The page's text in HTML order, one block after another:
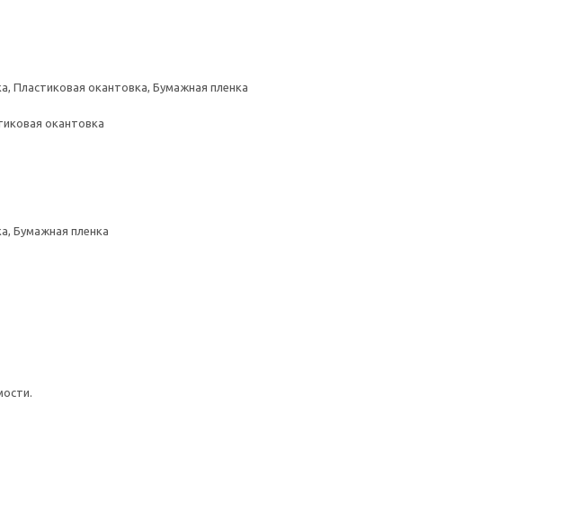
Пластиковая окантовка, Бумажная пленка
окантовка
Бумажная пленка